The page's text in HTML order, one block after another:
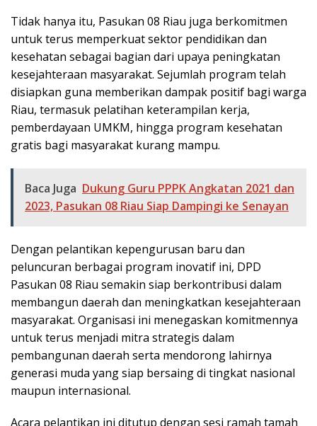
Tidak hanya itu, Pasukan 08 Riau juga berkomitmen
untuk terus memperkuat sektor pendidikan dan
kesehatan sebagai bagian dari upaya peningkatan
kesejahteraan masyarakat. Sejumlah program telah
disiapkan guna memberikan dampak positif bagi warga
Riau, termasuk pelatihan keterampilan kerja,
pemberdayaan UMKM, hingga program kesehatan
gratis bagi masyarakat kurang mampu.
Baca Juga Dukung Guru PPPK Angkatan 2021 dan
2023, Pasukan 08 Riau Siap Dampingi ke Senayan
Dengan pelantikan kepengurusan baru dan
peluncuran berbagai program inovatif ini, DPD
Pasukan 08 Riau semakin siap berkontribusi dalam
membangun daerah dan meningkatkan kesejahteraan
masyarakat. Organisasi ini menegaskan komitmennya
untuk terus menjadi mitra strategis dalam
pembangunan daerah serta mendorong lahirnya
generasi muda yang siap bersaing di tingkat nasional
maupun internasional.
Acara pelantikan ini ditutup dengan sesi ramah tamah